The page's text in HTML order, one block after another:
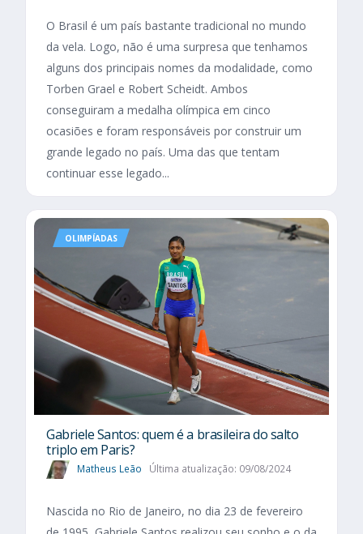
O Brasil é um país bastante tradicional no mundo
da vela. Logo, não é uma surpresa que tenhamos
alguns dos principais nomes da modalidade, como
Torben Grael e Robert Scheidt. Ambos
conseguiram a medalha olímpica em cinco
ocasiões e foram responsáveis por construir um
grande legado no país. Uma das que tentam
continuar esse legado...
OLIMPÍADAS
Gabriele Santos: quem é a brasileira do salto
triplo em Paris?
Matheus Leão Última atualização: 09/08/2024
Nascida no Rio de Janeiro, no dia 23 de fevereiro